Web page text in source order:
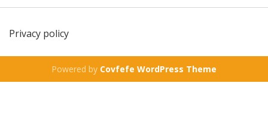
Privacy policy
Powered by Covfefe WordPress Theme